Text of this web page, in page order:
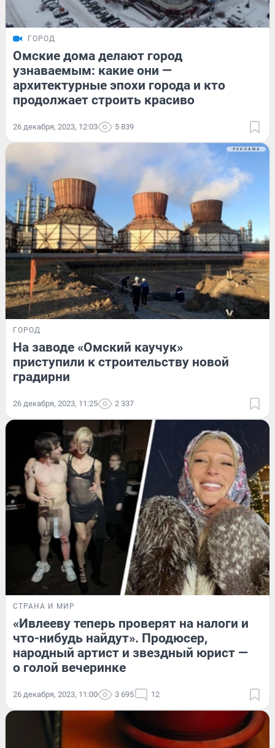
ГОРОД
Омские дома делают город
узнаваемым: какие они —
архитектурные эпохи города и кто
продолжает строить красиво
26 декабря, 2023, 12:03 5 839
ГОРОД
На заводе «Омский каучук»
приступили к строительству новой
градирни
26 декабря, 2023, 11:25 2 337
СТРАНА И МИР
«Ивлееву теперь проверят на налоги и
что-нибудь найдут». Продюсер,
народный артист и звездный юрист —
о голой вечеринке
26 декабря, 2023, 11:00 3 695 12